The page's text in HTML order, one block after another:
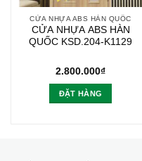
CỬA NHỰA ABS HÀN QUỐC
CỬA NHỰA ABS HÀN
QUỐC KSD.204-K1129
2.800.000₫
ĐẶT HÀNG